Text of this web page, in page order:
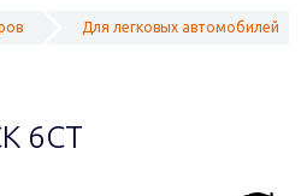
Для легковых автомобилей
6СТ